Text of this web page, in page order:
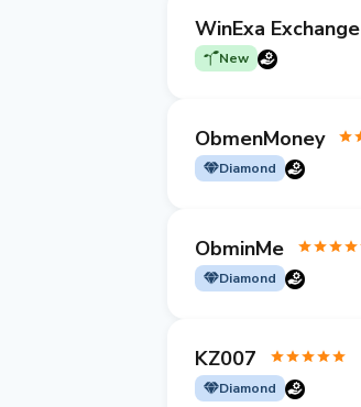
WinExa Exchange
New
ObmenMoney
Diamond
ObminMe
Diamond
KZ007
Diamond